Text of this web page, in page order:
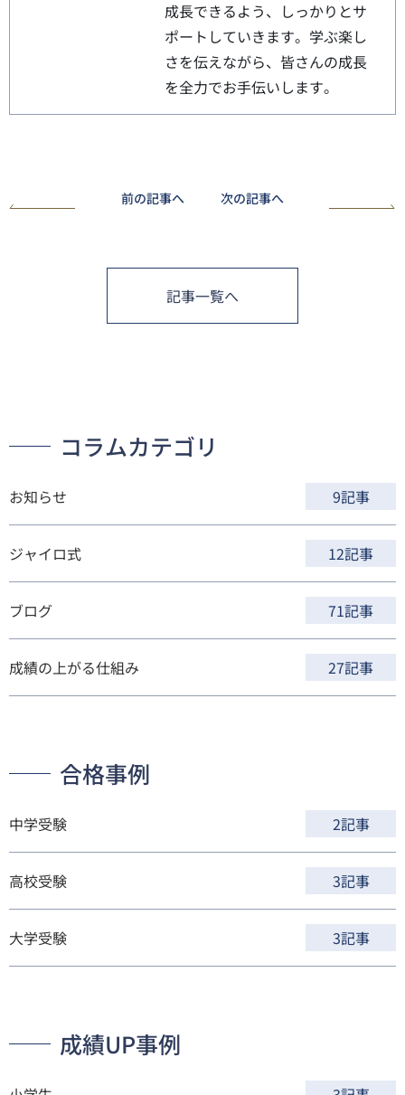
成長できるよう、しっかりとサ
ポートしていきます。学ぶ楽し
さを伝えながら、皆さんの成長
を全力でお手伝いします。
前の記事へ 次の記事へ
記事一覧へ
コラムカテゴリ
お知らせ 9記事
ジャイロ式 12記事
ブログ 71記事
成績の上がる仕組み 27記事
合格事例
中学受験 2記事
高校受験 3記事
大学受験 3記事
成績UP事例